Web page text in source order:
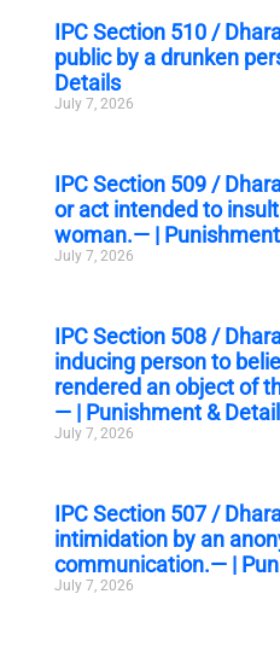
IPC Section 510 /
public by a drunken
Details
July 7, 2026
IPC Section 509 /
or act intended to
woman.— |
July 7, 2026
IPC Section 508 /
inducing person to
rendered an object of
— | Punishment &
July 7, 2026
IPC Section 507 /
intimidation by an
communication.— |
July 7, 2026